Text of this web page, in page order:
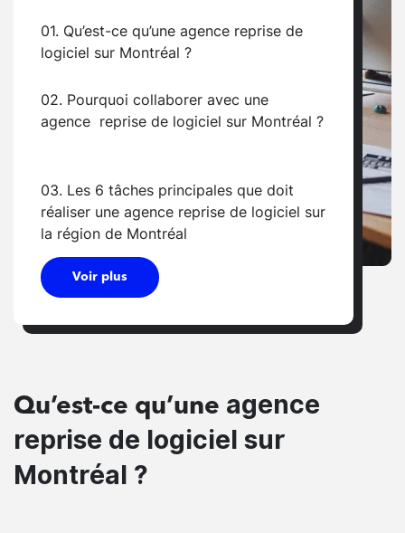
01. Qu’est-ce qu’une agence reprise de
logiciel sur Montréal ?
02. Pourquoi collaborer avec une
agence reprise de logiciel sur Montréal ?
03. Les 6 tâches principales que doit
réaliser une agence reprise de logiciel sur
la région de Montréal
Voir plus
Qu’est-ce qu’une agence
reprise de logiciel sur
Montréal ?